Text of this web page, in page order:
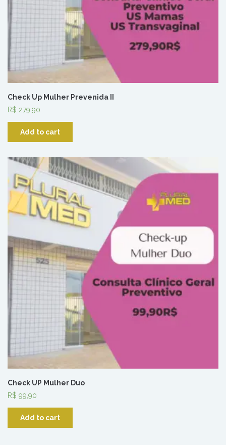
Check Up Mulher Prevenida II
R$ 279,90
Add to cart
Check UP Mulher Duo
R$ 99,90
Add to cart